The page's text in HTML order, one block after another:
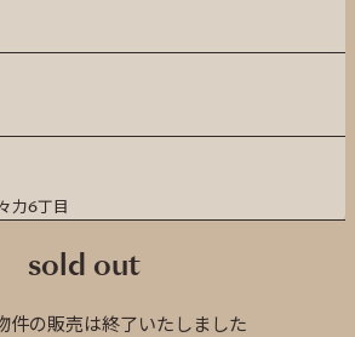
力6丁目
sold out
件の販売は終了いたしました